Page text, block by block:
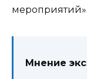
мероприятий».
Мнение